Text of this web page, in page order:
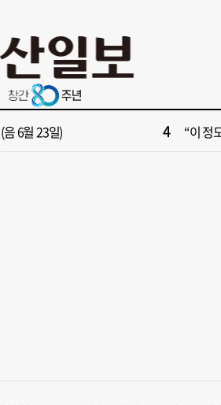
영도등대 숙소 특별 개방
경로 유동적…북쪽으로 꺾일까
6월 23일) 4 “이 정